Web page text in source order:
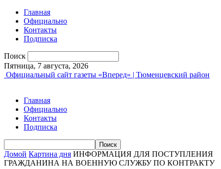
Главная
Официально
Контакты
Подписка
Поиск
Пятница, 7 августа, 2026
Официальный сайт газеты «Вперед» | Тюменцевский район
Главная
Официально
Контакты
Подписка
Домой Картина дня ИНФОРМАЦИЯ ДЛЯ ПОСТУПЛЕНИЯ
ГРАЖДАНИНА НА ВОЕННУЮ СЛУЖБУ ПО КОНТРАКТУ